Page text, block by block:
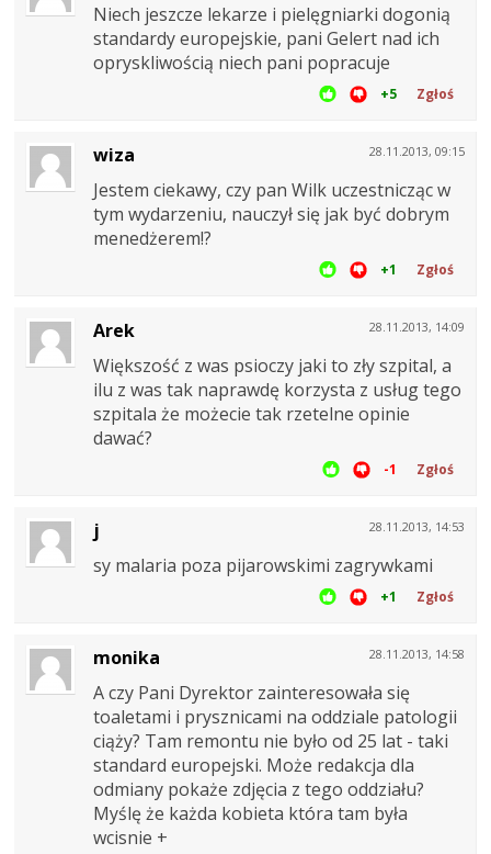
Niech jeszcze lekarze i pielęgniarki dogonią
standardy europejskie, pani Gelert nad ich
opryskliwością niech pani popracuje
+5 Zgłoś
28.11.2013, 09:15
wiza
Jestem ciekawy, czy pan Wilk uczestnicząc w
tym wydarzeniu, nauczył się jak być dobrym
menedżerem!?
+1 Zgłoś
28.11.2013, 14:09
Arek
Większość z was psioczy jaki to zły szpital, a
ilu z was tak naprawdę korzysta z usług tego
szpitala że możecie tak rzetelne opinie
dawać?
-1 Zgłoś
28.11.2013, 14:53
j
sy malaria poza pijarowskimi zagrywkami
+1 Zgłoś
28.11.2013, 14:58
monika
A czy Pani Dyrektor zainteresowała się
toaletami i prysznicami na oddziale patologii
ciąży? Tam remontu nie było od 25 lat - taki
standard europejski. Może redakcja dla
odmiany pokaże zdjęcia z tego oddziału?
Myślę że każda kobieta która tam była
wcisnie +